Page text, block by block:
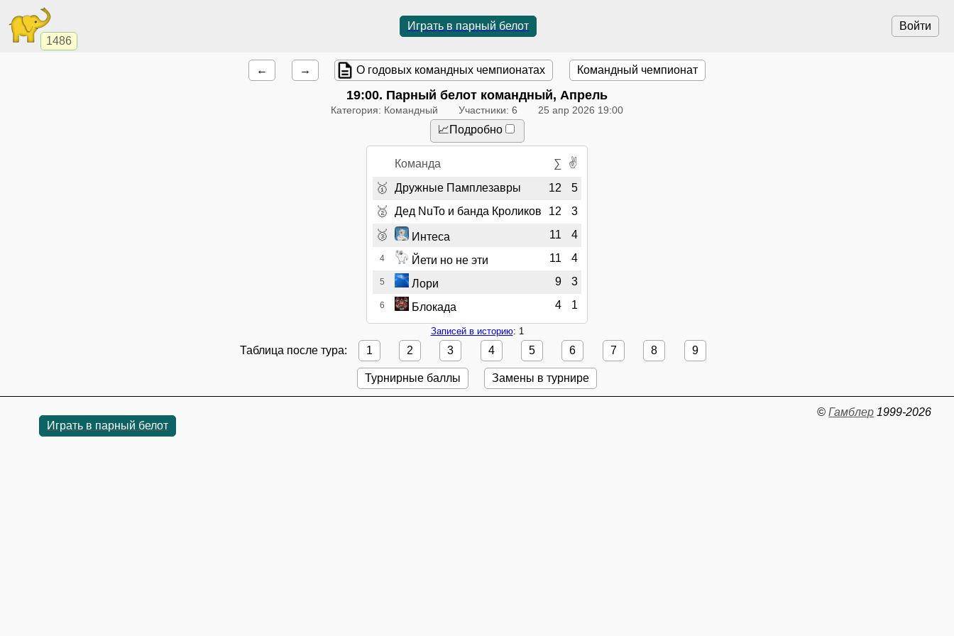
1486
Войти
Играть в парный белот
← → О годовых командных чемпионатах Командный чемпионат
19:00. Парный белот командный, Апрель
Категория: Командный Участники: 6 25 апр 2026 19:00
📈Подробно
Команда ∑ ✌
🥇 Дружные Памплезавры 12 5
🥈 Дед NuTo и банда Кроликов 12 3
🥉 Интеса 11 4
4 Йети но не эти 11 4
5 Лори 9 3
6 Блокада 4 1
Записей в историю: 1
Таблица после тура: 1 2 3 4 5 6 7 8 9
Турнирные баллы Замены в турнире
Играть в парный белот
©Гамблер 1999-2026